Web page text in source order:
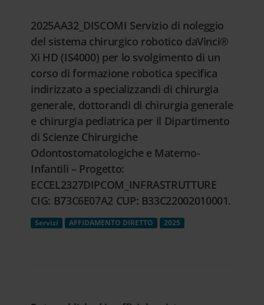
2025AA32_DISCOMI Servizio di noleggio
del sistema chirurgico robotico daVinci®
Xi HD (IS4000) per lo svolgimento di un
corso di formazione robotica specifica
indirizzato a specializzandi di chirurgia
generale, dottorandi di chirurgia generale
e chirurgia pediatrica per il Dipartimento
di Scienze Chirurgiche
Odontostomatologiche e Materno-
Infantili – Progetto:
ECCEL2327DIPCOM_INFRASTRUTTURE
CIG: B73C6E07A2 CUP: B33C22002010001.
Servizi AFFIDAMENTO DIRETTO 2025